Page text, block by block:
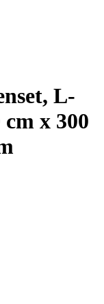
L-
x 300